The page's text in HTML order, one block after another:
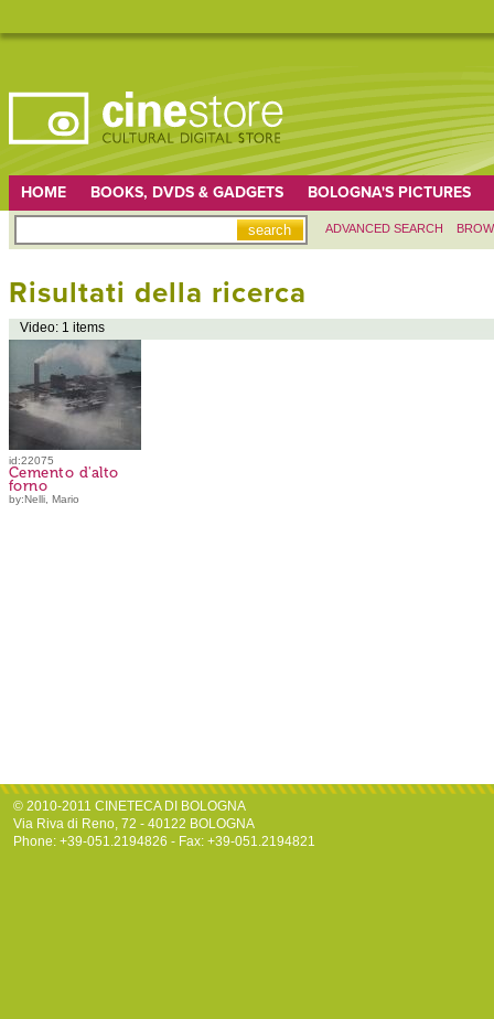
HOME BOOKS, DVDS & GADGETS BOLOGNA'S PICTURES
ADVANCED SEARCH
Risultati della ricerca
Video: 1 items
id:22075
Cemento d'alto
forno
by:Nelli, Mario
© 2010-2011 CINETECA DI BOLOGNA
Via Riva di Reno, 72 - 40122 BOLOGNA
Phone: +39-051.2194826 - Fax: +39-051.2194821